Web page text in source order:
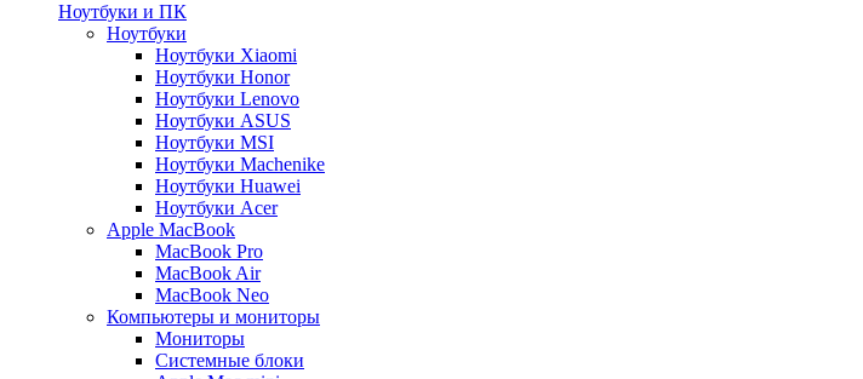
Ноутбуки и ПК
Ноутбуки
Ноутбуки Xiaomi
Ноутбуки Honor
Ноутбуки Lenovo
Ноутбуки ASUS
Ноутбуки MSI
Ноутбуки Machenike
Ноутбуки Huawei
Ноутбуки Acer
Apple MacBook
MacBook Pro
MacBook Air
MacBook Neo
Компьютеры и мониторы
Мониторы
Системные блоки